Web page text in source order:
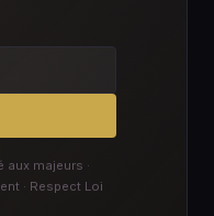
majeurs ·
· Respect Loi